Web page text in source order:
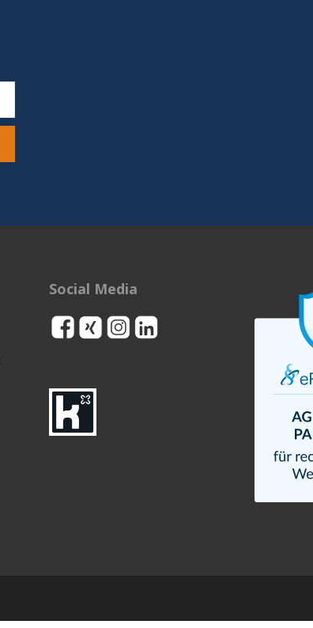
Social Media